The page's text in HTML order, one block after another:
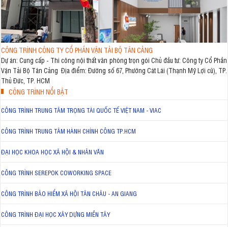
CÔNG TRÌNH CÔNG TY CỔ PHẦN VẬN TẢI BỘ TÂN CẢNG
Dự án: Cung cấp - Thi công nội thất văn phòng trọn gói Chủ đầu tư: Công ty Cổ Phần
Vận Tải Bộ Tân Cảng Địa điểm: Đường số 67, Phường Cát Lái (Thạnh Mỹ Lợi cũ), TP.
Thủ Đức, TP. HCM
CÔNG TRÌNH NỔI BẬT
CÔNG TRÌNH TRUNG TÂM TRỌNG TÀI QUỐC TẾ VIỆT NAM - VIAC
CÔNG TRÌNH TRUNG TÂM HÀNH CHÍNH CÔNG TP.HCM
ĐẠI HỌC KHOA HỌC XÃ HỘI & NHÂN VĂN
CÔNG TRÌNH SEREPOK COWORKING SPACE
CÔNG TRÌNH BẢO HIỂM XÃ HỘI TÂN CHÂU - AN GIANG
CÔNG TRÌNH ĐẠI HỌC XÂY DỰNG MIỀN TÂY